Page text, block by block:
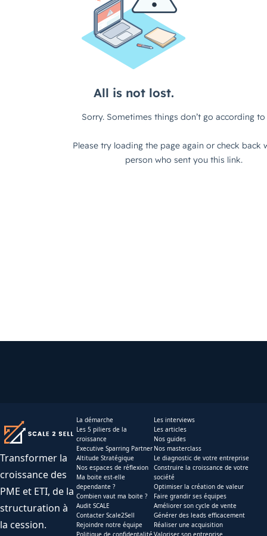
Transformer la
croissance des
PME et ETI, de la
structuration à
la cession.
La démarche
Les 5 piliers de la
croissance
Executive Sparring Partner
Altitude Stratégique
Nos espaces de réflexion
Ma boite est-elle
dependante ?
Combien vaut ma boite ?
Audit SCALE
Contacter Scale2Sell
Rejoindre notre équipe
Les interviews
Les articles
Nos guides
Nos masterclass
Le diagnostic de votre entreprise
Construire la croissance de votre
société
Optimiser la création de valeur
Faire grandir ses équipes
Améliorer son cycle de vente
Générer des leads efficacement
Réaliser une acquisition